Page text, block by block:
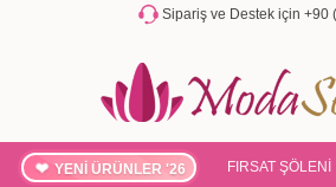
Sipariş ve Destek için +90
YENİ ÜRÜNLER '26 FIRSAT ŞÖLENİ